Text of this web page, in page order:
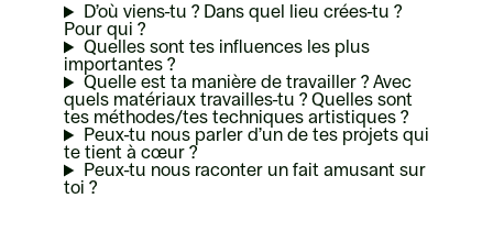
D’où viens-tu ? Dans quel lieu crées-tu ?
Pour qui ?
Quelles sont tes influences les plus
importantes ?
Quelle est ta manière de travailler ? Avec
quels matériaux travailles-tu ? Quelles sont
tes méthodes/tes techniques artistiques ?
Peux-tu nous parler d’un de tes projets qui
te tient à cœur ?
Peux-tu nous raconter un fait amusant sur
toi ?